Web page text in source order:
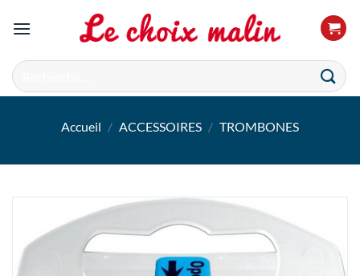
Recherche
pour :
Accueil / ACCESSOIRES / TROMBONES